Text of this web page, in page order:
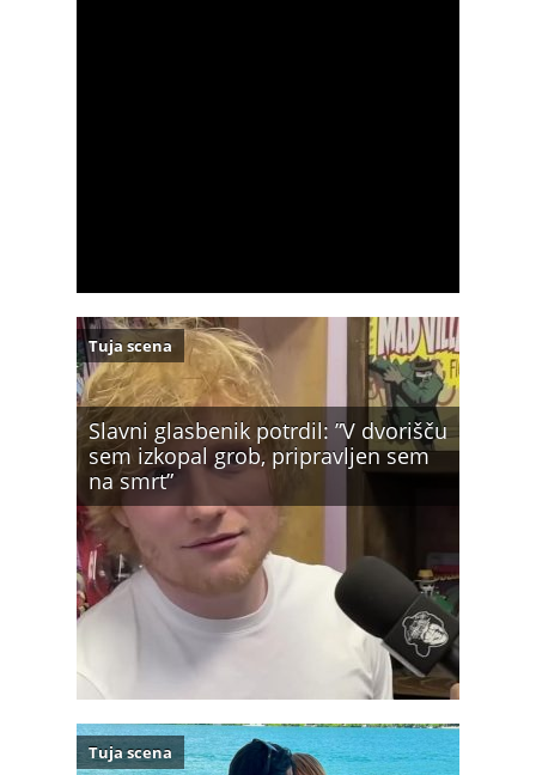
Slavni glasbenik potrdil: ”V dvorišču
sem izkopal grob, pripravljen sem
na smrt”
Tuja scena
Tuja scena